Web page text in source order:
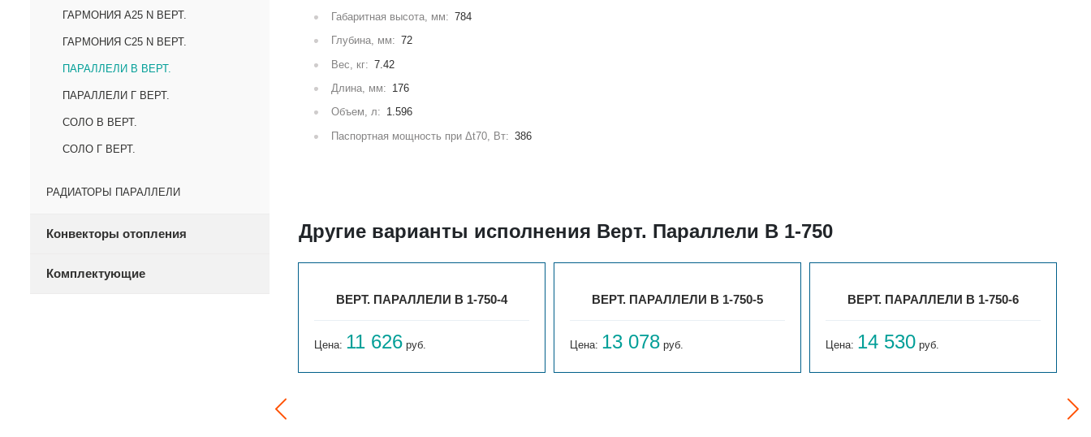
ГАРМОНИЯ А25 N ВЕРТ.
ГАРМОНИЯ С25 N ВЕРТ.
ПАРАЛЛЕЛИ В ВЕРТ.
ПАРАЛЛЕЛИ Г ВЕРТ.
СОЛО В ВЕРТ.
СОЛО Г ВЕРТ.
РАДИАТОРЫ ПАРАЛЛЕЛИ
Конвекторы отопления
Комплектующие
Габаритная высота, мм: 784
Глубина, мм: 72
Вес, кг: 7.42
Длина, мм: 176
Объем, л: 1.596
Паспортная мощность при Δt70, Вт: 386
Другие варианты исполнения Верт. Параллели В 1-750
ВЕРТ. ПАРАЛЛЕЛИ В 1-750-4
Цена: 11 626 руб.
ВЕРТ. ПАРАЛЛЕЛИ В 1-750-5
Цена: 13 078 руб.
ВЕРТ. ПАРАЛЛЕЛИ В 1-750-6
Цена: 14 530 руб.